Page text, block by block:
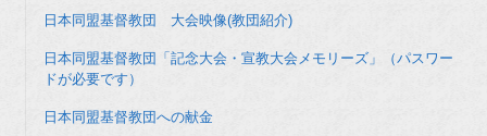
日本同盟基督教団 大会映像(教団紹介)
日本同盟基督教団「記念大会・宣教大会メモリーズ」（パスワー
ドが必要です）
日本同盟基督教団への献金